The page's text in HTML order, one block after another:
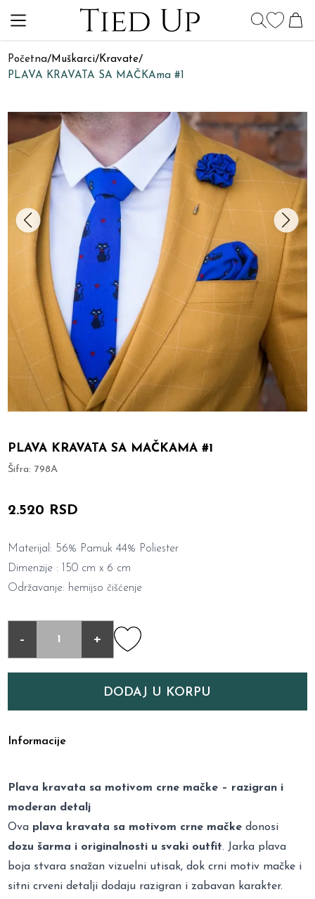
Početna/Muškarci/Kravate/
PLAVA KRAVATA SA MAČKAma #1
PLAVA KRAVATA SA MAČKAMA #1
Šifra:798A
2.520 RSD
Materijal: 56% Pamuk 44% Poliester
Dimenzije : 150 cm x 6 cm
Održavanje: hemijso čišćenje
- +
DODAJ U KORPU
Informacije
Plava kravata sa motivom crne mačke – razigran i
moderan detalj
Ova plava kravata sa motivom crne mačke donosi
dozu šarma i originalnosti u svaki outfit. Jarka plava
boja stvara snažan vizuelni utisak, dok crni motiv mačke i
sitni crveni detalji dodaju razigran i zabavan karakter.